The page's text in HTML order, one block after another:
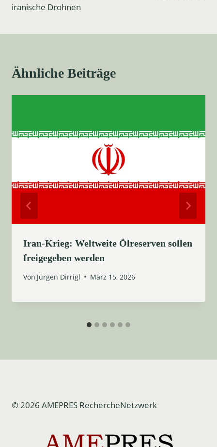
iranische Drohnen
Ähnliche Beiträge
Iran-Krieg: Weltweite Ölreserven sollen
freigegeben werden
Von Jürgen Dirrigl März 15, 2026
© 2026 AMEPRES RechercheNetzwerk